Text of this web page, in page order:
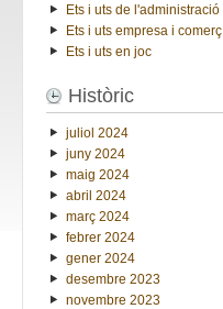
Ets i uts de l'administració
Ets i uts empresa i comerç
Ets i uts en joc
Històric
juliol 2024
juny 2024
maig 2024
abril 2024
març 2024
febrer 2024
gener 2024
desembre 2023
novembre 2023